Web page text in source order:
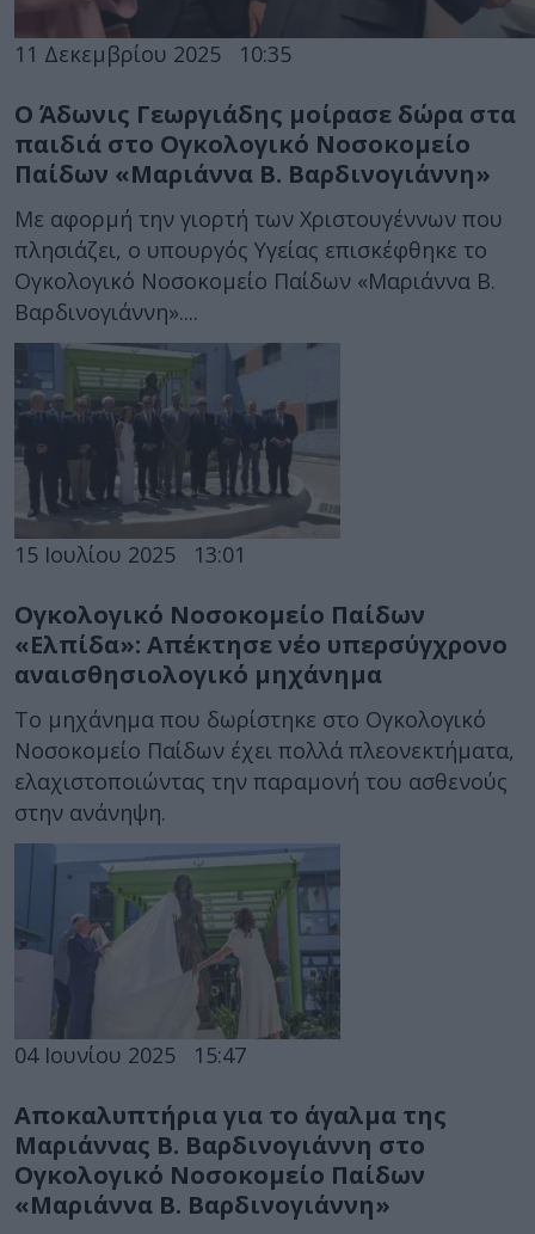
11 Δεκεμβρίου 2025 10:35
Ο Άδωνις Γεωργιάδης μοίρασε δώρα στα
παιδιά στο Ογκολογικό Νοσοκομείο
Παίδων «Μαριάννα Β. Βαρδινογιάννη»
Με αφορμή την γιορτή των Χριστουγέννων που
πλησιάζει, ο υπουργός Υγείας επισκέφθηκε το
Ογκολογικό Νοσοκομείο Παίδων «Μαριάννα Β.
Βαρδινογιάννη»....
15 Ιουλίου 2025 13:01
Ογκολογικό Νοσοκομείο Παίδων
«Ελπίδα»: Απέκτησε νέο υπερσύγχρονο
αναισθησιολογικό μηχάνημα
Το μηχάνημα που δωρίστηκε στο Ογκολογικό
Νοσοκομείο Παίδων έχει πολλά πλεονεκτήματα,
ελαχιστοποιώντας την παραμονή του ασθενούς
στην ανάνηψη.
04 Ιουνίου 2025 15:47
Αποκαλυπτήρια για το άγαλμα της
Μαριάννας Β. Βαρδινογιάννη στο
Ογκολογικό Νοσοκομείο Παίδων
«Μαριάννα Β. Βαρδινογιάννη»